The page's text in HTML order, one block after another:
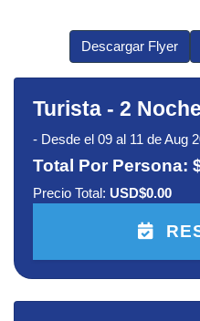
Descargar Flyer
Turista - 2
- Desde el 09 al 11 de Aug
Total Por Persona:
Precio Total: USD$0.00